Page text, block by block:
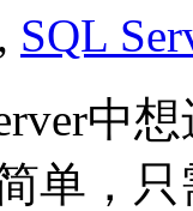
, SQL
中
单，